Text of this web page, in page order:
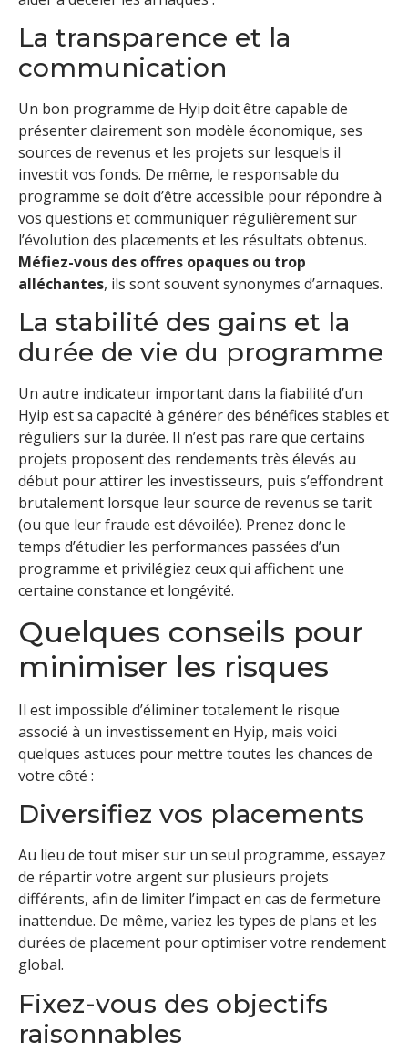
La transparence et la
communication
Un bon programme de Hyip doit être capable de
présenter clairement son modèle économique, ses
sources de revenus et les projets sur lesquels il
investit vos fonds. De même, le responsable du
programme se doit d’être accessible pour répondre à
vos questions et communiquer régulièrement sur
l’évolution des placements et les résultats obtenus.
Méfiez-vous des offres opaques ou trop
alléchantes, ils sont souvent synonymes d’arnaques.
La stabilité des gains et la
durée de vie du programme
Un autre indicateur important dans la fiabilité d’un
Hyip est sa capacité à générer des bénéfices stables et
réguliers sur la durée. Il n’est pas rare que certains
projets proposent des rendements très élevés au
début pour attirer les investisseurs, puis s’effondrent
brutalement lorsque leur source de revenus se tarit
(ou que leur fraude est dévoilée). Prenez donc le
temps d’étudier les performances passées d’un
programme et privilégiez ceux qui affichent une
certaine constance et longévité.
Quelques conseils pour
minimiser les risques
Il est impossible d’éliminer totalement le risque
associé à un investissement en Hyip, mais voici
quelques astuces pour mettre toutes les chances de
votre côté :
Diversifiez vos placements
Au lieu de tout miser sur un seul programme, essayez
de répartir votre argent sur plusieurs projets
différents, afin de limiter l’impact en cas de fermeture
inattendue. De même, variez les types de plans et les
durées de placement pour optimiser votre rendement
global.
Fixez-vous des objectifs
raisonnables